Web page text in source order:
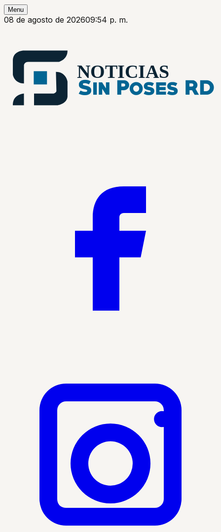
Menu
08 de agosto de 202609:54 p. m.